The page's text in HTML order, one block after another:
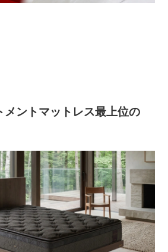
メントマットレス最上位の